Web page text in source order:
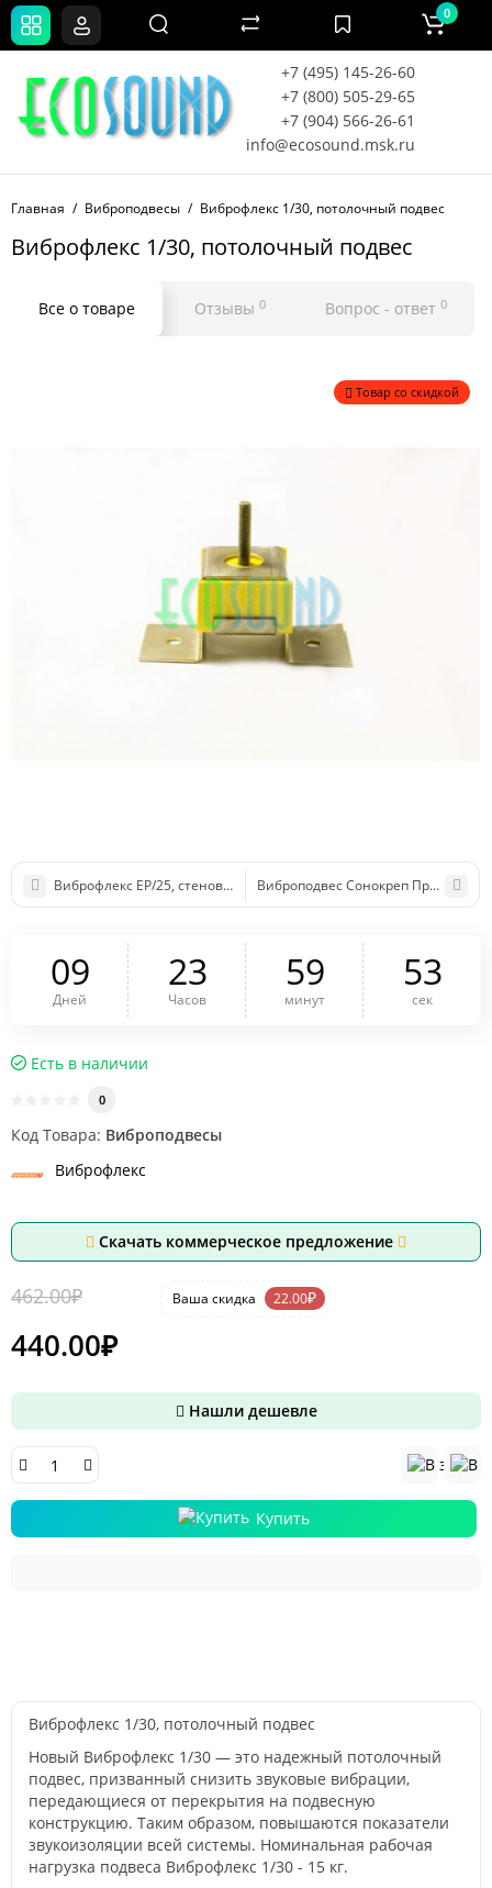
+7 (495) 145-26-60
+7 (800) 505-29-65
+7 (904) 566-26-61
info@ecosound.msk.ru
0
Главная Виброподвесы Виброфлекс 1/30, потолочный подвес
Виброфлекс 1/30, потолочный подвес
Все о товаре Отзывы 0 Вопрос - ответ 0
Товар со скидкой
Виброфлекс EP/25, стеновое креплениеВиброподвес Сонокреп Протектор
09
Дней
23
Часов
59
минут
53
сек
Есть в наличии
0
Код Товара: Виброподвесы
Виброфлекс
Скачать коммерческое предложение
462.00₽ Ваша cкидка 22.00₽
440.00₽
Нашли дешевле
Купить
Виброфлекс 1/30, потолочный подвес
Новый Виброфлекс 1/30 — это надежный потолочный
подвес, призванный снизить звуковые вибрации,
передающиеся от перекрытия на подвесную
конструкцию. Таким образом, повышаются показатели
звукоизоляции всей системы. Номинальная рабочая
нагрузка подвеса Виброфлекс 1/30 - 15 кг.